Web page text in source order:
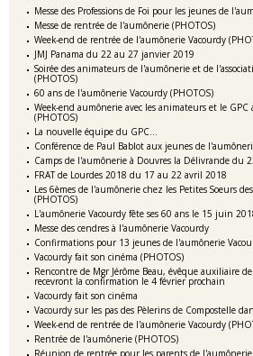
Messe des Professions de Foi pour les jeunes de
Messe de rentrée de l'aumônerie (PHOTOS)
Week-end de rentrée de l'aumônerie Vacourdy
JMJ Panama du 22 au 27 janvier 2019
Soirée des animateurs de l'aumônerie et de
(PHOTOS)
60 ans de l'aumônerie Vacourdy (PHOTOS)
Week-end aumônerie avec les animateurs et le
(PHOTOS)
La nouvelle équipe du GPC...
Conférence de Paul Bablot aux jeunes de
Camps de l'aumônerie à Douvres la Délivrande du
FRAT de Lourdes 2018 du 17 au 22 avril 2018
Les 6èmes de l'aumônerie chez les Petites Soeurs
(PHOTOS)
L'aumônerie Vacourdy fête ses 60 ans le 15 juin
Messe des cendres à l'aumônerie Vacourdy
Confirmations pour 13 jeunes de l'aumônerie
Vacourdy fait son cinéma (PHOTOS)
Rencontre de Mgr Jérôme Beau, évêque auxiliaire
recevront la confirmation le 4 février prochain
Vacourdy fait son cinéma
Vacourdy sur les pas des Pèlerins de Compostelle
Week-end de rentrée de l'aumônerie Vacourdy
Rentrée de l'aumônerie (PHOTOS)